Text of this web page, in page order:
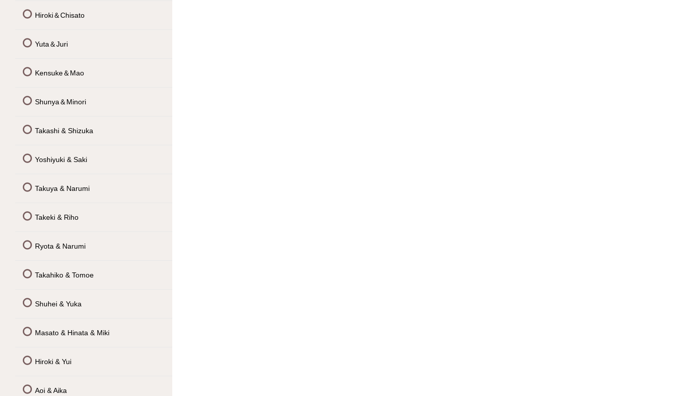
Hiroki＆Chisato
Yuta＆Juri
Kensuke＆Mao
Shunya＆Minori
Takashi & Shizuka
Yoshiyuki & Saki
Takuya & Narumi
Takeki & Riho
Ryota & Narumi
Takahiko & Tomoe
Shuhei & Yuka
Masato & Hinata & Miki
Hiroki & Yui
Aoi & Aika